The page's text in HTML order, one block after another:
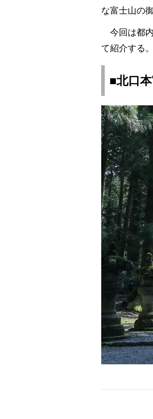
な富士山の
今回は都
て紹介する。
■北口